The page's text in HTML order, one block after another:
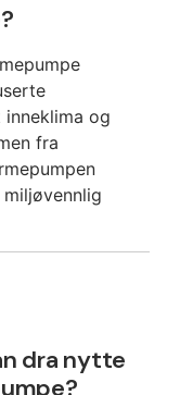
og
fra
dra nytte